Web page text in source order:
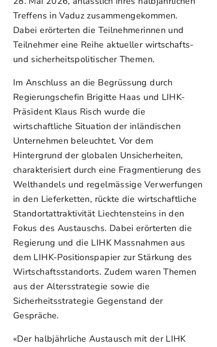
Treffens in Vaduz zusammengekommen.
Dabei erörterten die Teilnehmerinnen und
Teilnehmer eine Reihe aktueller wirtschafts-
und sicherheitspolitischer Themen.
Im Anschluss an die Begrüssung durch
Regierungschefin Brigitte Haas und LIHK-
Präsident Klaus Risch wurde die
wirtschaftliche Situation der inländischen
Unternehmen beleuchtet. Vor dem
Hintergrund der globalen Unsicherheiten,
charakterisiert durch eine Fragmentierung des
Welthandels und regelmässige Verwerfungen
in den Lieferketten, rückte die wirtschaftliche
Standortattraktivität Liechtensteins in den
Fokus des Austauschs. Dabei erörterten die
Regierung und die LIHK Massnahmen aus
dem LIHK-Positionspapier zur Stärkung des
Wirtschaftsstandorts. Zudem waren Themen
aus der Altersstrategie sowie die
Sicherheitsstrategie Gegenstand der
Gespräche.
«Der halbjährliche Austausch mit der LIHK